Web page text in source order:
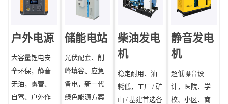
户外电源
大容量锂电安
全环保，静音
无油，露营、
自驾、户外作
储能电站
光伏配套、削
峰填谷、应急
备电，新一代
绿色能源方案
柴油发电
机
稳定耐用、油
耗低，工厂 / 矿
山 / 基建首选备
静音发电
机
超低噪音设
计，医院、学
校、小区、商